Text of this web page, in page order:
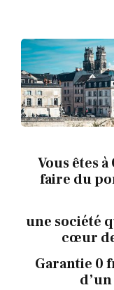
Vous êtes
faire du
une société
cœur
Garantie 0